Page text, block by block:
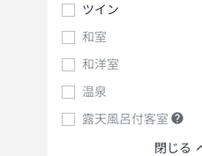
ツイン
和室
和洋室
温泉
露天風呂付客室
閉じる